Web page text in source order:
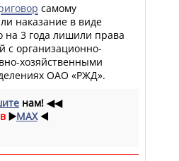
самому
наказание в виде
на 3 года лишили права
с организационно-
хозяйственными
ОАО «РЖД».
нам! ◀◀
▶️MAX ◀️